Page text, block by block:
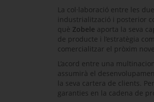
La col·laboració entre les
industrialització i posterior
què Zobele aporta la seva
de producte i l’estratègia
comercialitzar el pròxim
L’acord entre una
assumirà el
la seva cartera de clients.
garanties en la cadena de